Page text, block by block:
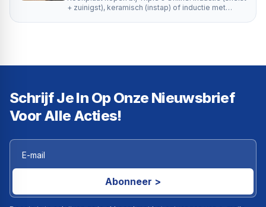
+ zuinigst), keramisch (instap) of inductie met
Schrijf Je In Op Onze Nieuwsbrief
Voor Alle Acties!
Abonneer >